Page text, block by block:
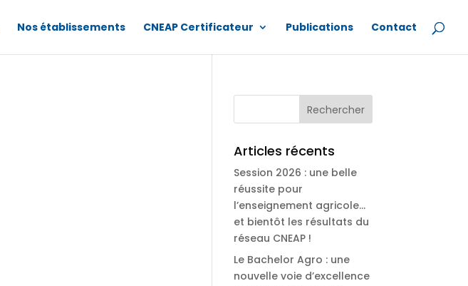
Nos établissements CNEAP Certificateur Publications Contact
Articles récents
Session 2026 : une belle
réussite pour
l’enseignement agricole…
et bientôt les résultats du
réseau CNEAP !
Le Bachelor Agro : une
nouvelle voie d’excellence